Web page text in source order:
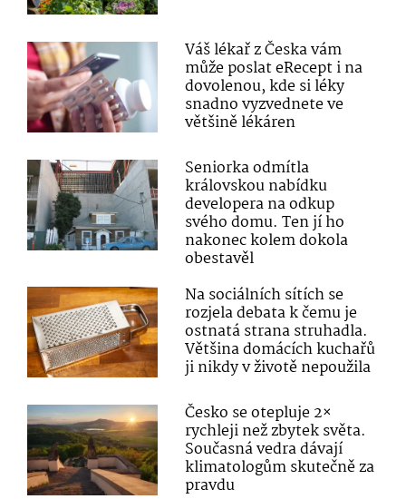
Váš lékař z Česka vám
může poslat eRecept i na
dovolenou, kde si léky
snadno vyzvednete ve
většině lékáren
Seniorka odmítla
královskou nabídku
developera na odkup
svého domu. Ten jí ho
nakonec kolem dokola
obestavěl
Na sociálních sítích se
rozjela debata k čemu je
ostnatá strana struhadla.
Většina domácích kuchařů
ji nikdy v životě nepoužila
Česko se otepluje 2×
rychleji než zbytek světa.
Současná vedra dávají
klimatologům skutečně za
pravdu